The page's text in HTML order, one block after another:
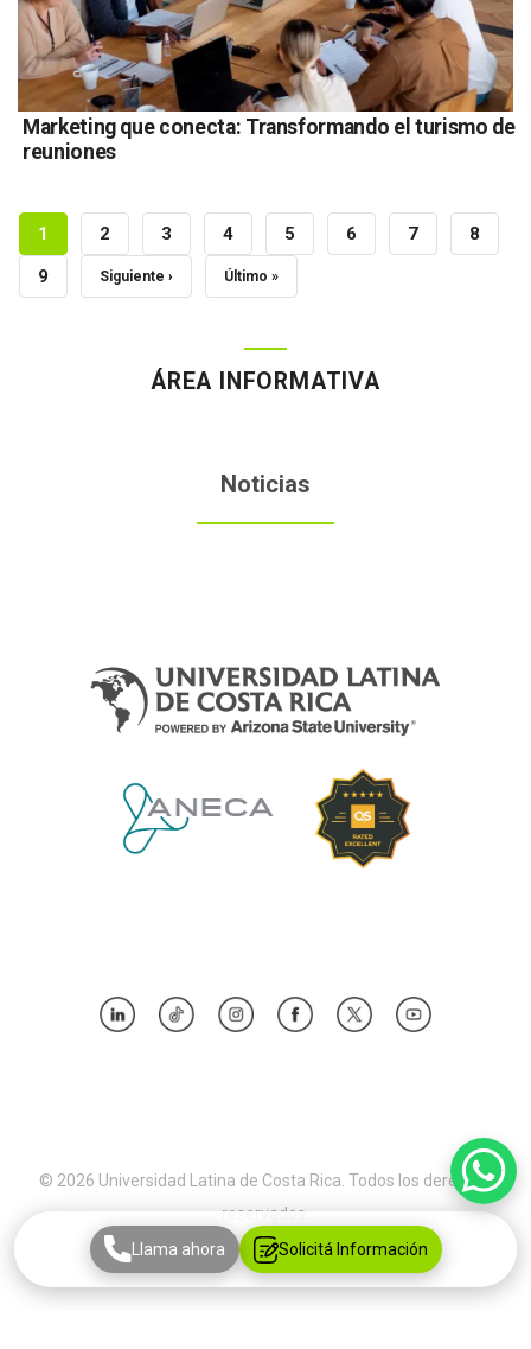
Marketing que conecta: Transformando el turismo de
reuniones
Paginación
Página
Actual
1 Page
2 Page
3 Page
4 Page
5 Page
6 Page
7 Page
8
Page
9 Siguiente
Siguiente › Última
Último »
ÁREA INFORMATIVA
Noticias
Solicitá Información
Llama ahora
© 2026 Universidad Latina de Costa Rica. Todos los derechos
reservados.